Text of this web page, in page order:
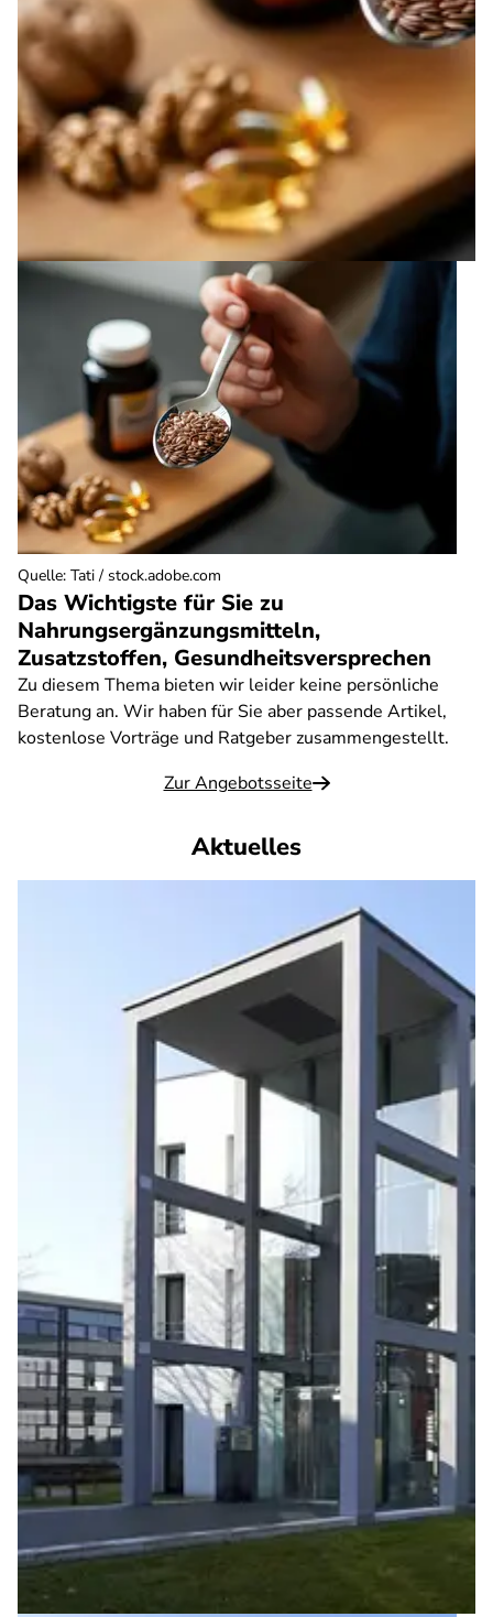
Das Wichtigste für Sie zu
Nahrungsergänzungsmitteln,
Zusatzstoffen, Gesundheitsversprechen
Zu diesem Thema bieten wir leider keine persönliche
Beratung an. Wir haben für Sie aber passende Artikel,
kostenlose Vorträge und Ratgeber zusammengestellt.
Zur Angebotsseite
Quelle: Tati / stock.adobe.com
Aktuelles